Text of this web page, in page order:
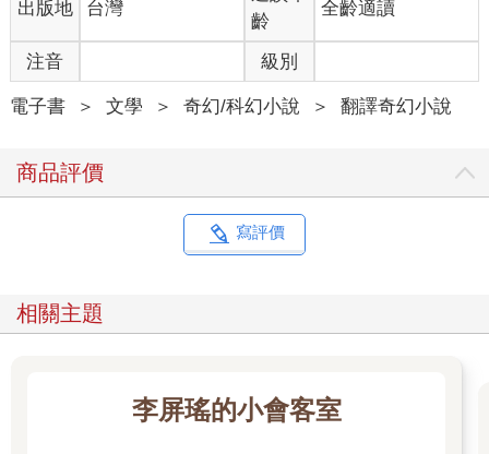
他姊姊還高了，但對他來說，梅娃永遠都是避風港；當世上其他
所有的愛消逝，她仍舊代表家的溫暖。梅娃迎上他的目光，接著
將視線轉向湖面對岸的燈火，邀請他跟隨她的眼神，共享她的希
望。
有關遠處湖岸上那個國家的一切，對他們而言是徹頭徹尾的陌
園，卻是存活下來的機會。魔法光罩在那座金屬大都會四周閃閃
發亮，形成一座穹頂，從西邊高聳得彷彿能噬日的山脈，一路延
伸至東邊較矮的丘陵。這道魔法的明亮傑作，保護裡頭的人免於
凜冬及「惡光」的侵襲，也就是將凱多內人推往滅族邊緣的罪魁
題。
才算準備好？即便面對的不是死亡，那也是浩瀚無邊的未知。關
恩平原是托米爾此生唯一認識的母親，儘管殘暴，但只要願意靜
出版地 台灣
齡
全齡適讀
注音 級別
電子書 ＞ 文學 ＞ 奇幻/科幻小說 ＞ 翻譯奇幻小說
商品評價
寫評價
相關主題
李屏瑤的小會客室